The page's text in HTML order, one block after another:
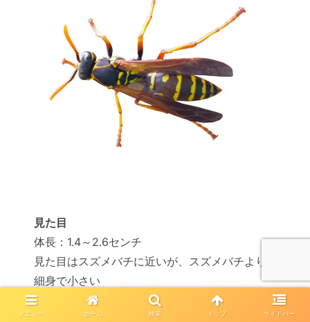
見た目
体長：1.4～2.6センチ
見た目はスズメバチに近いが、スズメバチより
細身で小さい
メニュー ホーム 検索 トップ サイドバー